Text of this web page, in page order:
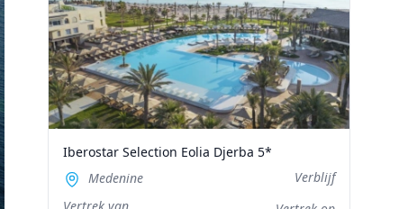
Iberostar Selection Eolia Djerba 5*
Medenine
Verblijf